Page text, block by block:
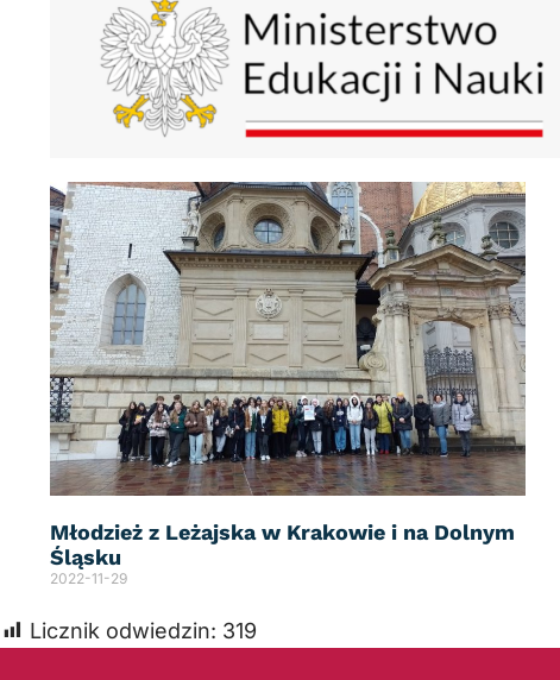
Młodzież z Leżajska w Krakowie i na Dolnym
Śląsku
2022-11-29
Licznik odwiedzin: 319